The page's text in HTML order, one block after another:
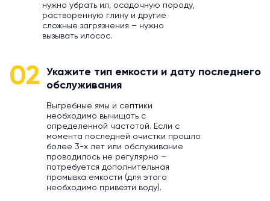
нужно убрать ил, осадочную породу,
растворенную глину и другие
сложные загрязнения – нужно
вызывать илосос.
02
Укажите тип емкости и дату последнего
обслуживания
Выгребные ямы и септики
необходимо вычищать с
определенной частотой. Если с
момента последней очистки прошло
более 3-х лет или обслуживание
проводилось не регулярно –
потребуется дополнительная
промывка емкости (для этого
необходимо привезти воду).